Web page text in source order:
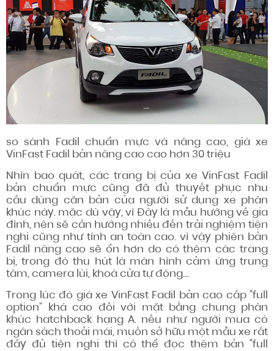
so sánh Fadilchuẩn mực và nâng cao, giá xe
VinFast Fadil bản nâng cao cao hơn 30 triệu
Nhìn bao quát, các trang bị của xe VinFast Fadil
bản chuẩn mực cũng đã đủ thuyết phục
nhu
cầu dùng căn bản của người sử dụng xe phân
khúc này. mặc dù vậy, vì Đây là mẫu hướng về gia
đình, nên sẽ cần hướng nhiều đến trải nghiệm tiện
nghi cũng nhưtính an toàn cao.vì vậy phiên bản
Fadil nâng cao sẽổn hơn do có thêm các trang
bị,trong đó thu hútlà màn hình cảm ứng trung
tâm, camera lùi, khoá cửa tự động…
Trong lúc đó giá xe VinFast Fadil bản cao cấp “full
option” khá cao đối với mặt bằng chung phân
khúc hatchback hạng A. nếu nhưngười mua có
ngân sách thoải mái, muốn sở hữu một mẫu xe rất
đầy đủ tiện nghi thì có thể đọc thêm bản “full